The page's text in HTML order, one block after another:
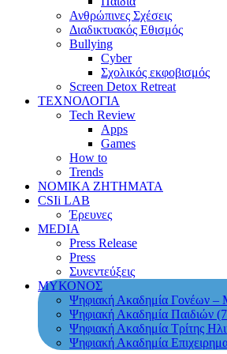
Ανθρώπινες Σχέσεις
Διαδικτυακός Εθισμός
Bullying
Cyber
Σχολικός εκφοβισμός
Screen Detox Retreat
ΤΕΧΝΟΛΟΓΙΑ
Tech Review
Apps
Games
How to
Trends
ΝΟΜΙΚΑ ΖΗΤΗΜΑΤΑ
CSIi LAB
Έρευνες
MEDIA
Press Release
Press
Συνεντεύξεις
ΜΥΚΟΝΟΣ
Ψηφιακή Ακαδημία Γονέων –
Ψηφιακή Ακαδημία Παιδιών
Ψηφιακή Ακαδημία Τρίτης
Ψηφιακή Ακαδημία